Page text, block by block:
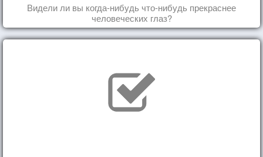
Видели ли вы когда-нибудь что-нибудь прекраснее
человеческих глаз?